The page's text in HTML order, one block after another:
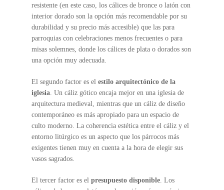
resistente (en este caso, los cálices de bronce o latón con
interior dorado son la opción más recomendable por su
durabilidad y su precio más accesible) que las para
parroquias con celebraciones menos frecuentes o para
misas solemnes, donde los cálices de plata o dorados son
una opción muy adecuada.
El segundo factor es el estilo arquitectónico de la
iglesia. Un cáliz gótico encaja mejor en una iglesia de
arquitectura medieval, mientras que un cáliz de diseño
contemporáneo es más apropiado para un espacio de
culto moderno. La coherencia estética entre el cáliz y el
entorno litúrgico es un aspecto que los párrocos más
exigentes tienen muy en cuenta a la hora de elegir sus
vasos sagrados.
El tercer factor es el presupuesto disponible. Los